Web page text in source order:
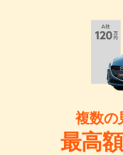
複数の
最高